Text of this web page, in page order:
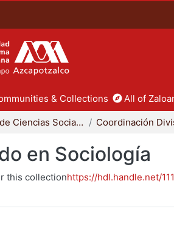
& Collections All of
División de Ciencias Sociales y Humanidades
en Sociología
this collectionhttps://hdl.handle.net/